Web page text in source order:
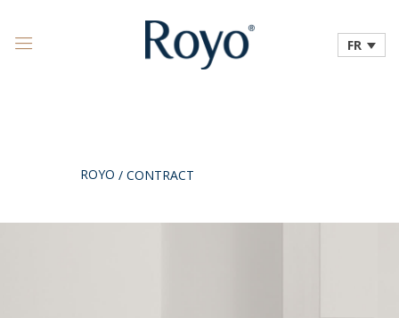
FR
ROYO / CONTRACT